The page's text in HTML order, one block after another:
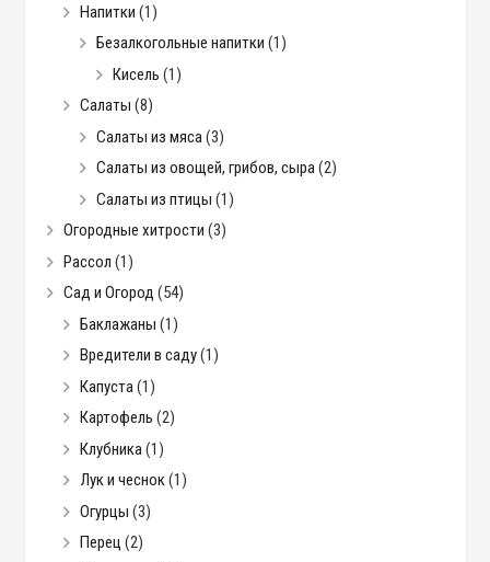
Напитки (1)
Безалкогольные напитки (1)
Кисель (1)
Салаты (8)
Салаты из мяса(3)
Салаты из овощей, грибов, сыра(2)
Салаты из птицы (1)
Огородные хитрости (3)
Рассол (1)
Сад и Огород (54)
Баклажаны (1)
Вредители в саду(1)
Капуста(1)
Картофель (2)
Клубника(1)
Лук и чеснок(1)
Огурцы (3)
Перец (2)